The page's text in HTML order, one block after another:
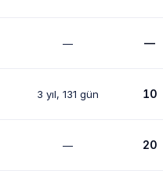
— —
3 yıl, 131 gün 10
— 20